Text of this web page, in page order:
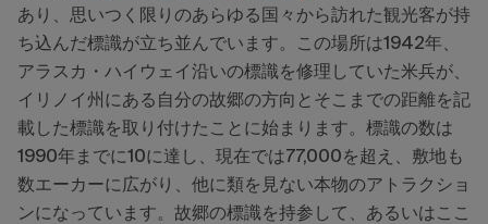
あり、思いつく限りのあらゆる国々から訪れた観光客が持
ち込んだ標識が立ち並んでいます。この場所は1942年、
アラスカ・ハイウェイ沿いの標識を修理していた米兵が、
イリノイ州にある自分の故郷の方向とそこまでの距離を記
載した標識を取り付けたことに始まります。標識の数は
1990年までに10に達し、現在では77,000を超え、敷地も
数エーカーに広がり、他に類を見ない本物のアトラクショ
ンになっています。故郷の標識を持参して、あるいはここ